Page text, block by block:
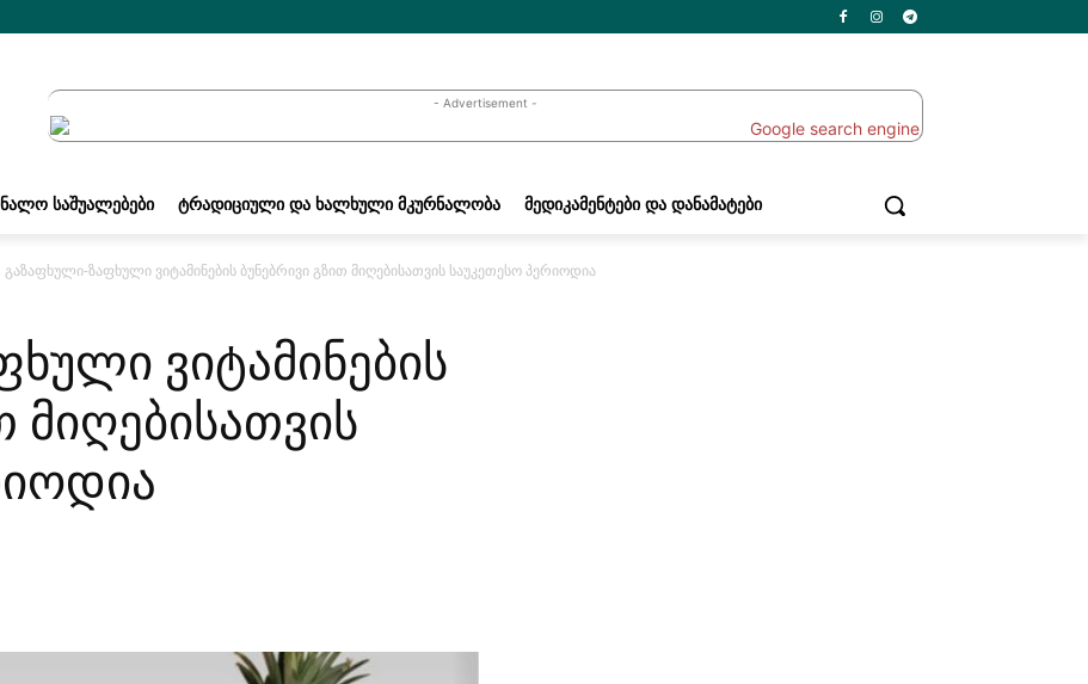
- Advertisement -
ᲡᲐᲨᲣᲐᲚᲔᲑᲔᲑᲘ ᲢᲠᲐᲓᲘᲪᲘᲣᲚᲘ ᲓᲐ ᲮᲐᲚᲮᲣᲚᲘ ᲛᲙᲣᲠᲜᲐᲚᲝᲑᲐ ᲛᲔᲓᲘᲙᲐᲛᲔᲜᲢᲔᲑᲘ ᲓᲐ ᲓᲐᲜᲐᲛᲐᲢᲔᲑᲘ
გაზაფხული-ზაფხული ვიტამინების ბუნებრივი გზით მიღებისათვის საუკეთესო პერიოდია
ვიტამინების
მიღებისათვის